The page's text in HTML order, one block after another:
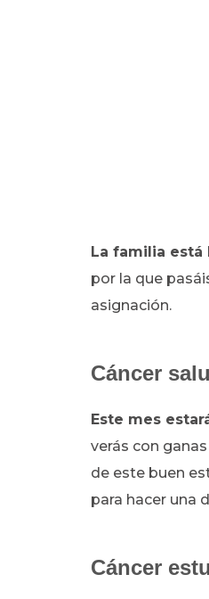
La familia está
por la que
asignación.
Cáncer
Este mes
verás con
de este buen
para hacer una
Cáncer